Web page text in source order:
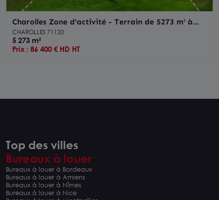
Charolles Zone d'activité - Terrain de 5273 m² à
vendre
CHAROLLES 71120
5 273 m²
Prix : 86 400 € HD HT
Top des villes
Bureaux à louer
Bureaux à louer à Bordeaux
Bureaux à louer à Amiens
Bureaux à louer à Nîmes
Bureaux à louer à Nice